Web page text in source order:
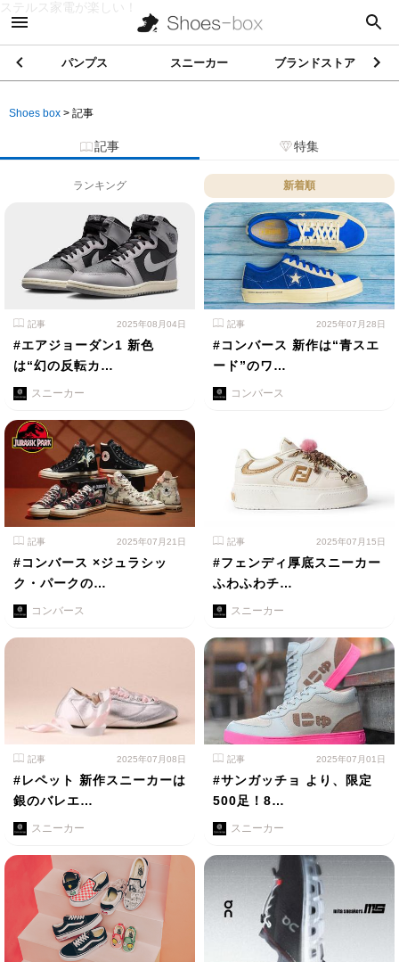
ステルス家電が楽しい！
パンプス スニーカー ブランドストア
Shoes box > 記事
記事 特集
ランキング 新着順
記事 2025年08月04日
#エアジョーダン1 新色
は“幻の反転カ…
スニーカー
記事 2025年07月28日
#コンバース 新作は“青スエ
ード”のワ…
コンバース
記事 2025年07月21日
#コンバース ×ジュラシッ
ク・パークの…
コンバース
記事 2025年07月15日
#フェンディ厚底スニーカー
ふわふわチ…
スニーカー
記事 2025年07月08日
#レペット 新作スニーカーは
銀のバレエ…
スニーカー
記事 2025年07月01日
#サンガッチョ より、限定
500足！8…
スニーカー